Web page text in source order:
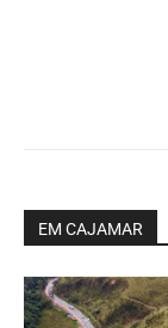
EM CAJAMAR